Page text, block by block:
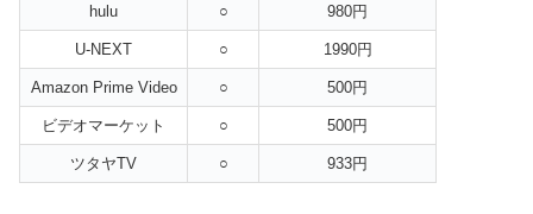
hulu ○ 980円
U-NEXT ○ 1990円
Amazon Prime Video ○ 500円
ビデオマーケット ○ 500円
ツタヤTV ○ 933円